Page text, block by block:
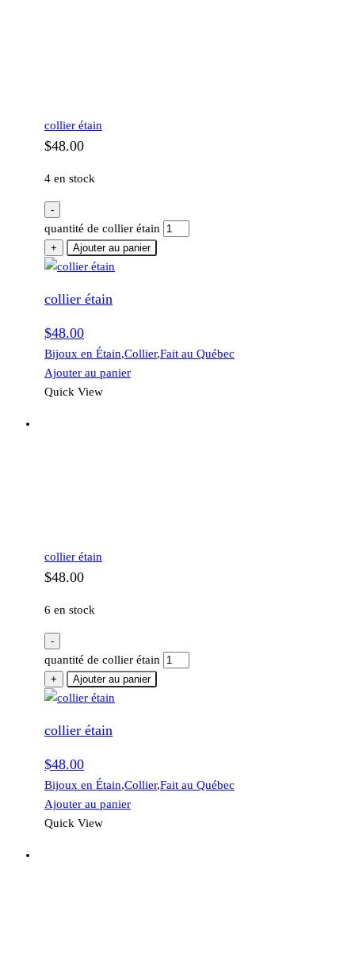
collier étain
$48.00
4 en stock
-
quantité de collier étain
+ Ajouter au panier
collier étain
$48.00
Bijoux en Étain,Collier,Fait au Québec
Ajouter au panier
Quick View
collier étain
$48.00
6 en stock
-
quantité de collier étain
+ Ajouter au panier
collier étain
$48.00
Bijoux en Étain,Collier,Fait au Québec
Ajouter au panier
Quick View